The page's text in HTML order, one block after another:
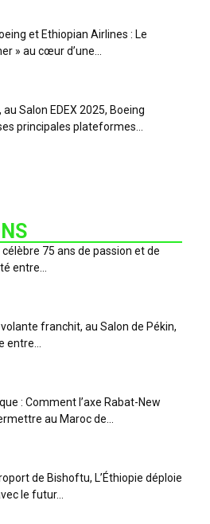
et Ethiopian Airlines : Le
» au cœur d’une...
au Salon EDEX 2025, Boeing
principales plateformes...
75 ans de passion et de
entre...
franchit, au Salon de Pékin,
entre...
: Comment l’axe Rabat-New
au Maroc de...
de Bishoftu, L’Éthiopie déploie
le futur...